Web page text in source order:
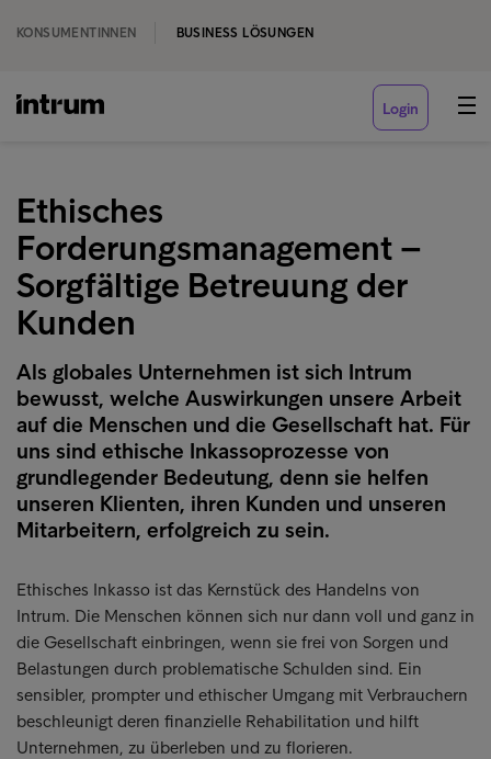
KONSUMENTINNEN BUSINESS LÖSUNGEN
Login
Ethisches
Forderungsmanagement –
Sorgfältige Betreuung der
Kunden
Als globales Unternehmen ist sich Intrum
bewusst, welche Auswirkungen unsere Arbeit
auf die Menschen und die Gesellschaft hat. Für
uns sind ethische Inkassoprozesse von
grundlegender Bedeutung, denn sie helfen
unseren Klienten, ihren Kunden und unseren
Mitarbeitern, erfolgreich zu sein.
Ethisches Inkasso ist das Kernstück des Handelns von
Intrum. Die Menschen können sich nur dann voll und ganz in
die Gesellschaft einbringen, wenn sie frei von Sorgen und
Belastungen durch problematische Schulden sind. Ein
sensibler, prompter und ethischer Umgang mit Verbrauchern
beschleunigt deren finanzielle Rehabilitation und hilft
Unternehmen, zu überleben und zu florieren.